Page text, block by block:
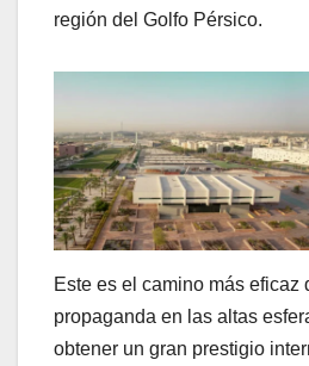
región del Golfo Pérsico.
Este es el camino más eficaz
propaganda en las altas
obtener un gran prestigio